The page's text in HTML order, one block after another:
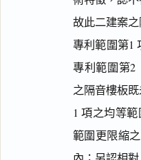
故此二建案
專利範圍第1
專利範圍第2
之隔音樓板
1 項之均等
範圍更限縮